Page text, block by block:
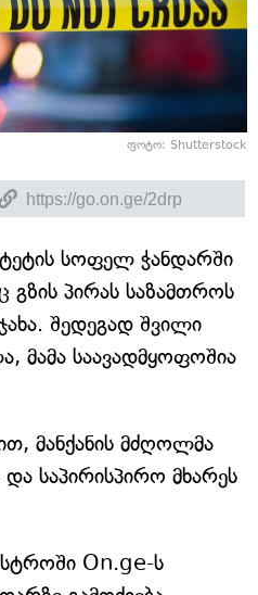
ფოტო: Shutterstock
სოფელ ჭანდარში
პირას საზამთროს
შედეგად შვილი
მამა საავადმყოფოშია
მანქანის მძღოლმა
საპირისპირო მხარეს
On.ge-ს